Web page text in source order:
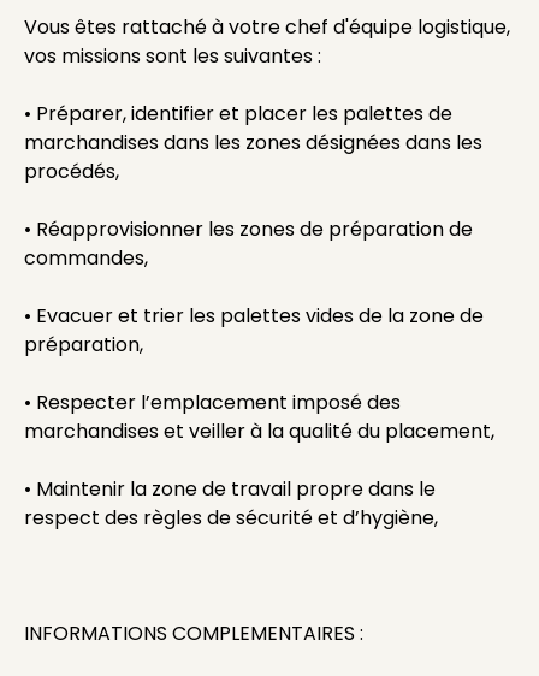
Vous êtes rattaché à votre chef d'équipe logistique,
vos missions sont les suivantes :
• Préparer, identifier et placer les palettes de
marchandises dans les zones désignées dans les
procédés,
• Réapprovisionner les zones de préparation de
commandes,
• Evacuer et trier les palettes vides de la zone de
préparation,
• Respecter l’emplacement imposé des
marchandises et veiller à la qualité du placement,
• Maintenir la zone de travail propre dans le
respect des règles de sécurité et d’hygiène,
INFORMATIONS COMPLEMENTAIRES :